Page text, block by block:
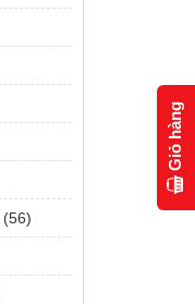
(56)
Giỏ hàng